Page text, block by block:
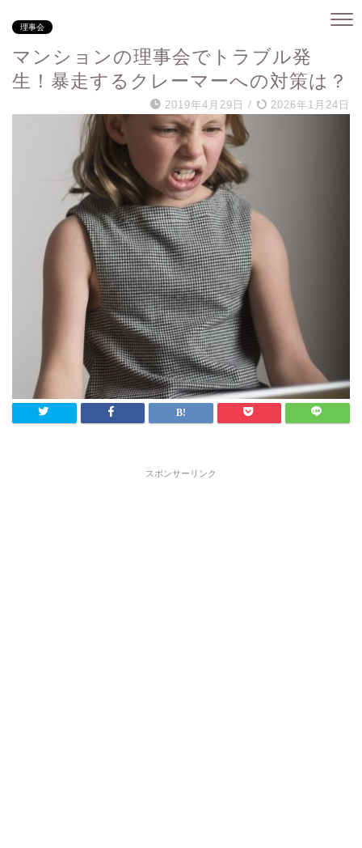
理事会
マンションの理事会でトラブル発
生！暴走するクレーマーへの対策は？
2019年4月29日 / 2026年1月24日
スポンサーリンク